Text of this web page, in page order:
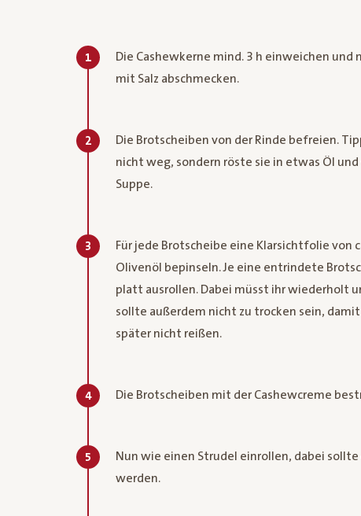
1
Die Cashewkerne mind. 3 h einweichen
mit Salz abschmecken.
2
Die Brotscheiben von der Rinde befreien.
nicht weg, sondern röste sie in etwas Öl
Suppe.
3
Für jede Brotscheibe eine Klarsichtfolie von
Olivenöl bepinseln. Je eine entrindete
platt ausrollen. Dabei müsst ihr wiederholt
sollte außerdem nicht zu trocken sein,
später nicht reißen.
4 Die Brotscheiben mit der Cashewcreme
5
Nun wie einen Strudel einrollen, dabei
werden.